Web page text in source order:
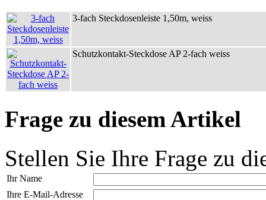
3-fach Steckdosenleiste 1,50m, weiss
Schutzkontakt-Steckdose AP 2-fach weiss
Frage zu diesem Artikel
Stellen Sie Ihre Frage zu
Ihr Name
Ihre E-Mail-Adresse